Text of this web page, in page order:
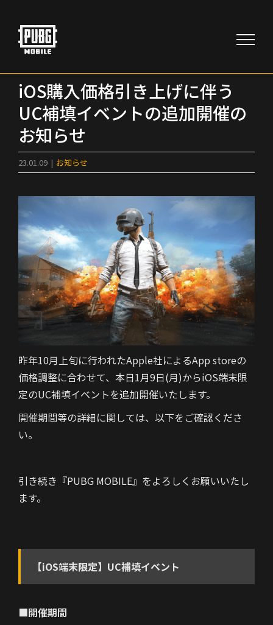
content
iOS購入価格引き上げに伴う
UC補填イベントの追加開催の
お知らせ
23.01.09 | お知らせ
昨年10月上旬に行われたApple社によるApp storeの
価格調整に合わせて、本日1月9日(月)からiOS端末限
定のUC補填イベントを追加開催いたします。
開催期間等の詳細に関しては、以下をご確認くださ
い。
引き続き『PUBG MOBILE』をよろしくお願いいたし
ます。
【iOS端末限定】UC補填イベント
■開催期間